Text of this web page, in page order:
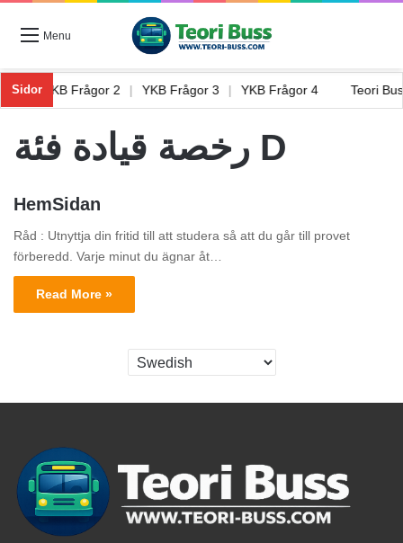
Menu
Sidor
1 | YKB Frågor 2 YKB Frågor 3 YKB Frågor 4 Teori
رخصة قيادة فئة D
HemSidan
Råd : Utnyttja din fritid till att studera så att du går till provet
förberedd. Varje minut du ägnar åt…
Read More »